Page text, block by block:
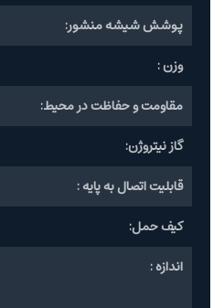
پوشش شیشه منشور:
وزن :
مقاومت و حفاظت در محیط:
گاز نیتروژن:
قابلیت اتصال به پایه :
کیف حمل:
اندازه :